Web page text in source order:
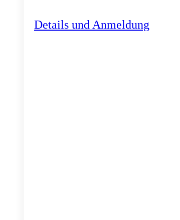
Details und Anmeldung